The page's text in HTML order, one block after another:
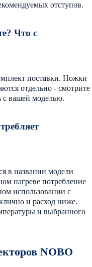
отступов.
Что с
поставки. Ножки
отдельно - смотрите
с вашей моделью.
в названии модели
нагреве потребление
использовании с
и расход ниже.
и выбранного
NOBO